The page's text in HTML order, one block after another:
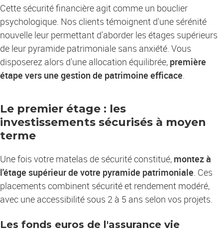
Cette sécurité financière agit comme un bouclier
psychologique. Nos clients témoignent d'une sérénité
nouvelle leur permettant d'aborder les étages supérieurs
de leur pyramide patrimoniale sans anxiété. Vous
disposerez alors d'une allocation équilibrée, première
étape vers une gestion de patrimoine efficace.
Le premier étage : les
investissements sécurisés à moyen
terme
Une fois votre matelas de sécurité constitué, montez à
l'étage supérieur de votre pyramide patrimoniale. Ces
placements combinent sécurité et rendement modéré,
avec une accessibilité sous 2 à 5 ans selon vos projets.
Les fonds euros de l'assurance vie